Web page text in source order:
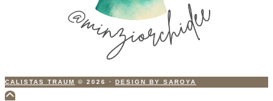
CALISTAS TRAUM © 2026 · DESIGN BY SAROYA
Scroll